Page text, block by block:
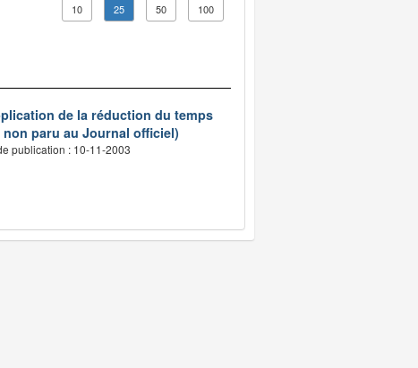
10 25 50 100
de la réduction du temps
paru au Journal officiel)
publication : 10-11-2003